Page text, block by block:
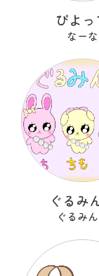
ぴよっ
なーな
ぐるみ
ぐるみ